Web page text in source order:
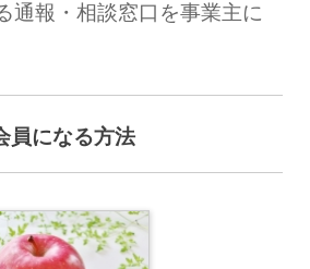
通報・相談窓口を事業主に
員になる方法